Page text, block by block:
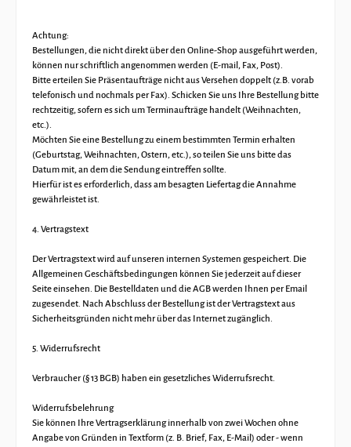
Achtung:
Bestellungen, die nicht direkt über den Online-Shop ausgeführt werden,
können nur schriftlich angenommen werden (E-mail, Fax, Post).
Bitte erteilen Sie Präsentaufträge nicht aus Versehen doppelt (z.B. vorab
telefonisch und nochmals per Fax). Schicken Sie uns Ihre Bestellung bitte
rechtzeitig, sofern es sich um Terminaufträge handelt (Weihnachten,
etc.).
Möchten Sie eine Bestellung zu einem bestimmten Termin erhalten
(Geburtstag, Weihnachten, Ostern, etc.), so teilen Sie uns bitte das
Datum mit, an dem die Sendung eintreffen sollte.
Hierfür ist es erforderlich, dass am besagten Liefertag die Annahme
gewährleistet ist.
4. Vertragstext
Der Vertragstext wird auf unseren internen Systemen gespeichert. Die
Allgemeinen Geschäftsbedingungen können Sie jederzeit auf dieser
Seite einsehen. Die Bestelldaten und die AGB werden Ihnen per Email
zugesendet. Nach Abschluss der Bestellung ist der Vertragstext aus
Sicherheitsgründen nicht mehr über das Internet zugänglich.
5. Widerrufsrecht
Verbraucher (§ 13 BGB) haben ein gesetzliches Widerrufsrecht.
Widerrufsbelehrung
Sie können Ihre Vertragserklärung innerhalb von zwei Wochen ohne
Angabe von Gründen in Textform (z. B. Brief, Fax, E-Mail) oder - wenn